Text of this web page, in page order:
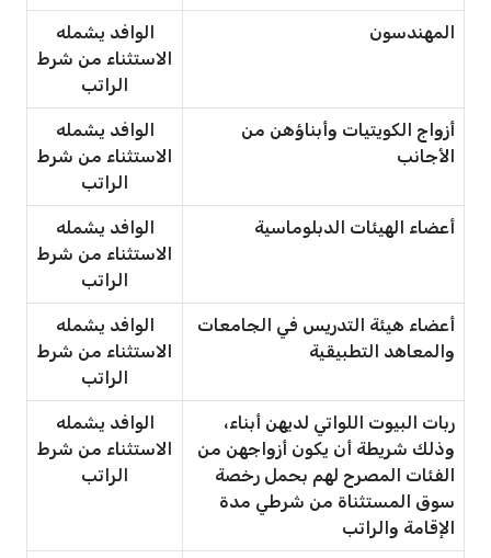
المهندسون
الوافد يشمله
الاستثناء من شرط
الراتب
أزواج الكويتيات وأبناؤهن من
الأجانب
الوافد يشمله
الاستثناء من شرط
الراتب
أعضاء الهيئات الدبلوماسية
الوافد يشمله
الاستثناء من شرط
الراتب
أعضاء هيئة التدريس في الجامعات
والمعاهد التطبيقية
الوافد يشمله
الاستثناء من شرط
الراتب
ربات البيوت اللواتي لديهن أبناء،
وذلك شريطة أن يكون أزواجهن من
الفئات المصرح لهم بحمل رخصة
سوق المستثناة من شرطي مدة
الإقامة والراتب
الوافد يشمله
الاستثناء من شرط
الراتب